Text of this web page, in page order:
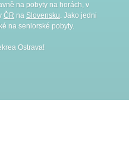
na pobyty na horách, v
ČR na Slovensku. Jako jedni
na seniorské pobyty.
Ostrava!